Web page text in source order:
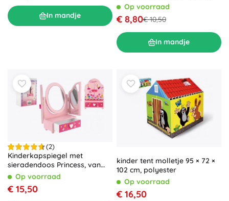
In mandje
Op voorraad
€ 8,80€ 10,50
In mandje
(2)
Kinderkapspiegel met
sieradendoos Princess, van
hout, roze
Op voorraad
€ 15,50
kinder tent molletje 95 × 72 ×
102 cm, polyester
Op voorraad
€ 16,50